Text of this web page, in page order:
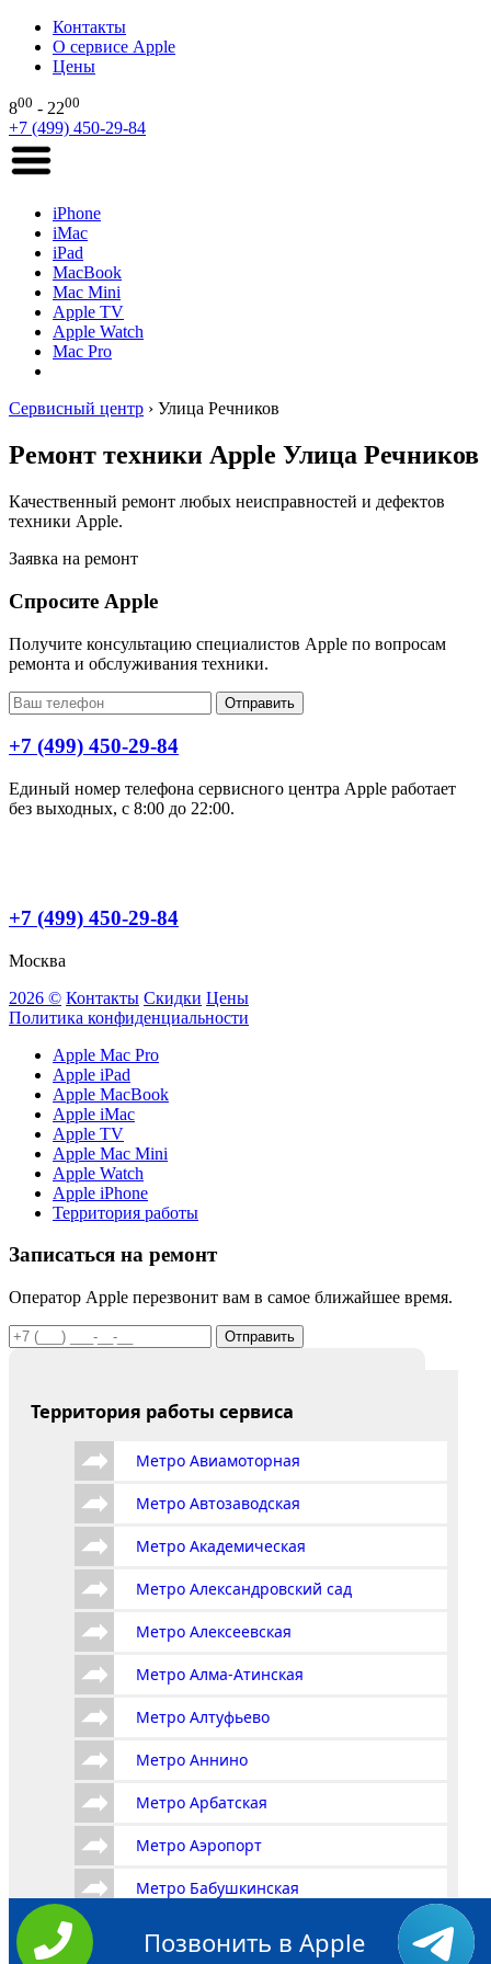
Контакты
О сервисе Apple
Цены
800 - 2200
+7 (499) 450-29-84
iPhone
iMac
iPad
MacBook
Mac Mini
Apple TV
Apple Watch
Mac Pro
Сервисный центр › Улица Речников
Ремонт техники Apple Улица Речников
Качественный ремонт любых неисправностей и дефектов
техники Apple.
Заявка на ремонт
Спросите Apple
Получите консультацию специалистов Apple по вопросам
ремонта и обслуживания техники.
Отправить
+7 (499) 450-29-84
Единый номер телефона сервисного центра Apple работает
без выходных, с 8:00 до 22:00.
+7 (499) 450-29-84
Москва
2026 © Контакты Скидки Цены
Политика конфиденциальности
Apple Mac Pro
Apple iPad
Apple MacBook
Apple iMac
Apple TV
Apple Mac Mini
Apple Watch
Apple iPhone
Территория работы
Записаться на ремонт
Оператор Apple перезвонит вам в самое ближайшее время.
Отправить
Территория работы сервиса
Метро Авиамоторная
Метро Автозаводская
Метро Академическая
Метро Александровский сад
Метро Алексеевская
Метро Алма-Атинская
Метро Алтуфьево
Метро Аннино
Метро Арбатская
Метро Аэропорт
Метро Бабушкинская
Метро Багратионовская
Позвонить в Apple